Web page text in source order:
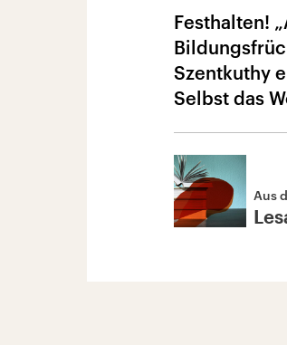
Festhalten!
Szentkuthy
Selbst das
Aus